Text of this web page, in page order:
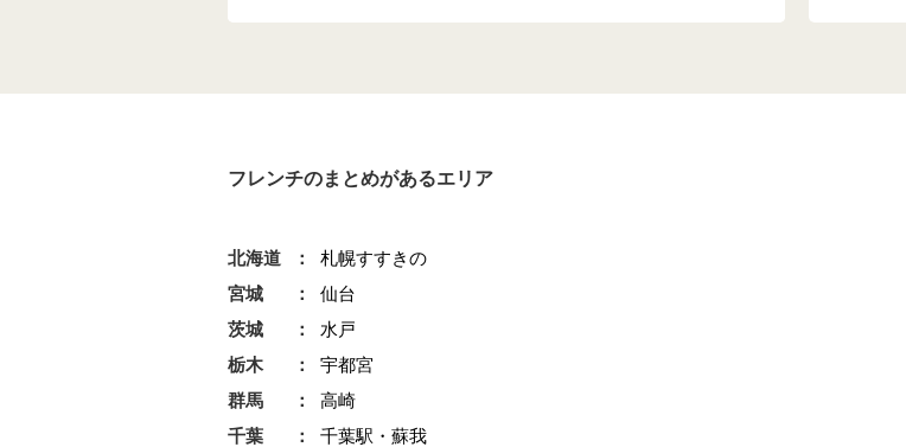
フレンチのまとめがあるエリア
北海道
札幌すすきの
宮城
仙台
茨城
水戸
栃木
宇都宮
群馬
高崎
千葉
千葉駅・蘇我